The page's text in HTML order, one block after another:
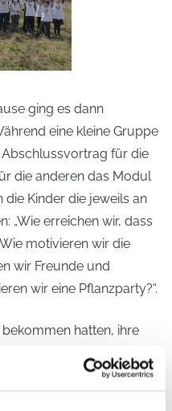
ging es dann
eine kleine Gruppe
für die
die anderen das Modul
die Kinder die jeweils an
„Wie erreichen wir, dass
motivieren wir die
wir Freunde und
wir eine Pflanzparty?“.
hatten, ihre
Hier sollten die